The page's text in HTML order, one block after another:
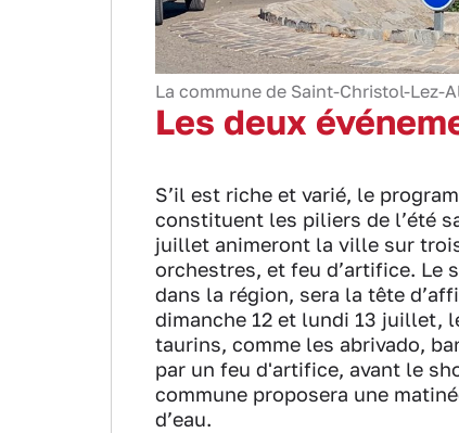
La commune de Saint-Christol-Lez-
Les deux
S’il est riche et varié, le
constituent les piliers de l’été
juillet animeront la ville sur
orchestres, et feu d’artifice. Le
dans la région, sera la tête
dimanche 12 et lundi 13 juillet,
taurins, comme les abrivado,
par un feu d'artifice, avant le
commune proposera une
d’eau.